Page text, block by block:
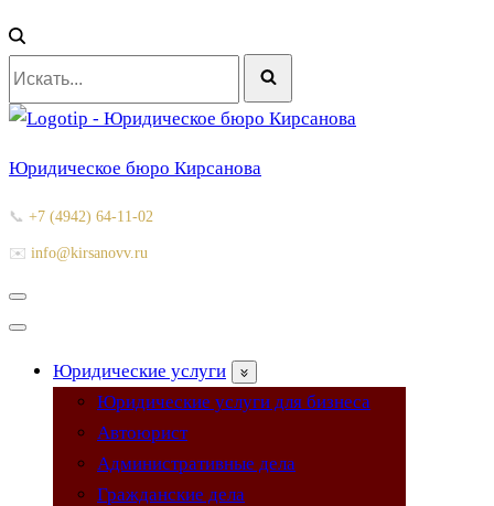
Искать...
Юридическое бюро Кирсанова
📞 +7 (4942) 64-11-02
✉️ info@kirsanovv.ru
Меню
Меню
Юридические услуги
Юридические услуги для бизнеса
Автоюрист
Административные дела
Гражданские дела